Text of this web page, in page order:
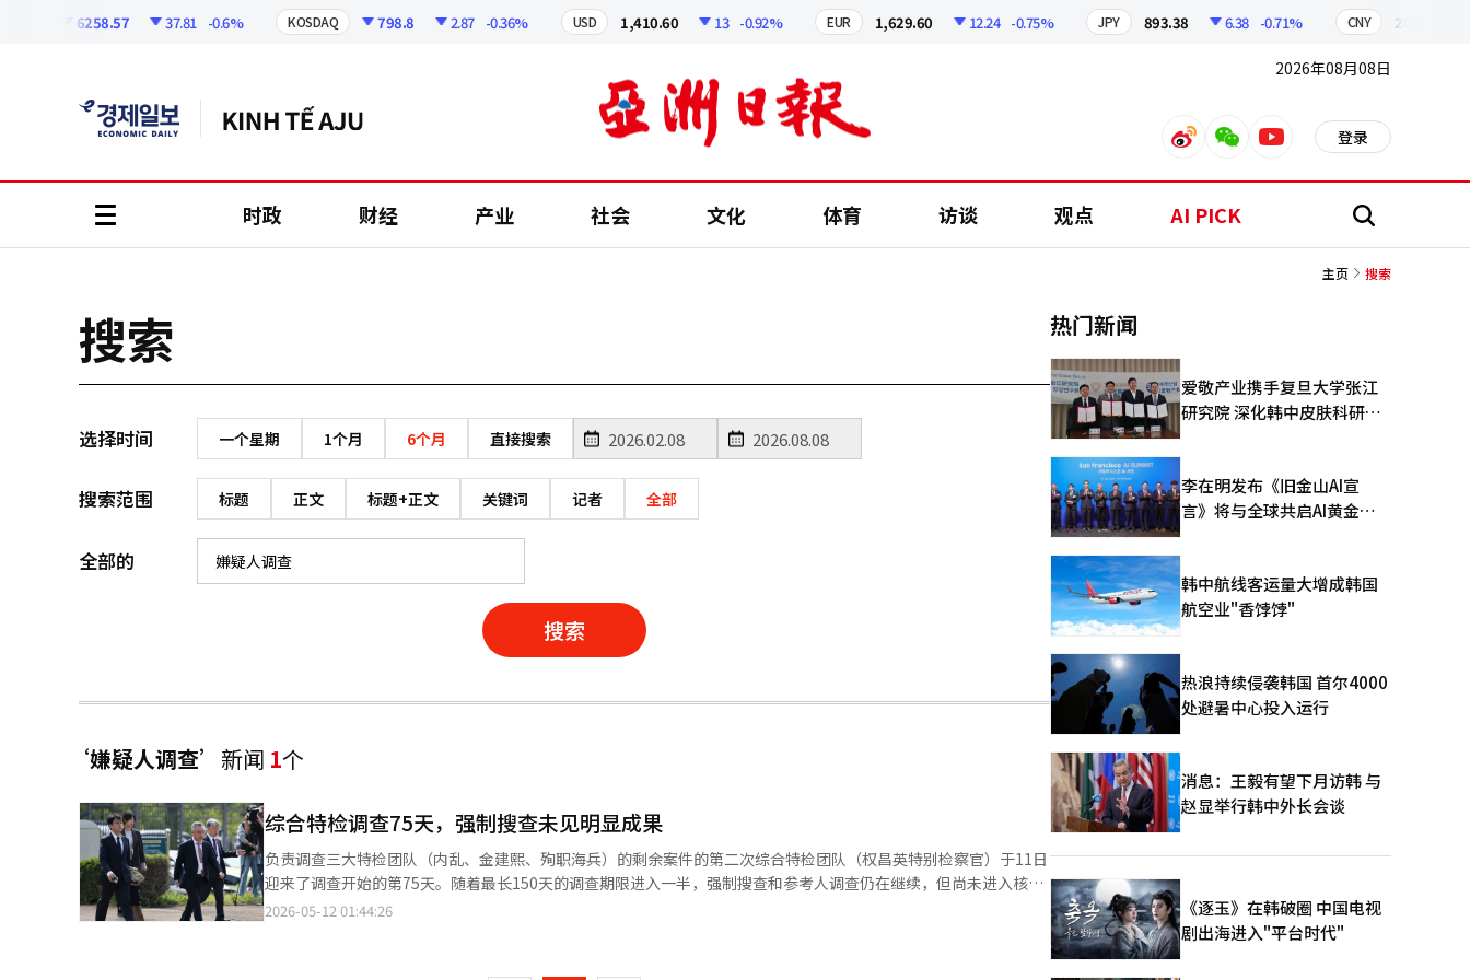
6258.57 37.81 -0.6% KOSDAQ 798.8 2.87 -0.36% USD 1,410.60 13 -0.92% EUR 1,629.60 12.24 -0.75% JPY 893.38 6.38 -0.71% CNY 209.17
2026年08月08日
weiboweixinyoutube 登录
时政 财经 产业 社会 文化 体育 访谈 观点 AI PICK 搜
主页 搜索
搜索
选择时间 一个星期 1个月 6个月 直接搜索
搜索范围 标题 正文 标题+正文 关键词 记者 全部
全部的
搜索
‘嫌疑人调查’ 新闻 1个
综合特检调查75天，强制搜查未见明显成果
负责调查三大特检团队（内乱、金建熙、殉职海兵）的剩余案件的第二次综合特检团队（权昌英特别检察官）于11日
迎来了调查开始的第75天。随着最长150天的调查期限进入一半，强制搜查和参考人调查仍在继续，但尚未进入核心
嫌疑人新病确保或起诉阶段。特检团队正集中于与‘罗相元笔记本’相关的内乱目的杀人预备阴谋的调查，试图寻找
2026-05-12 01:44:26
热门新闻
爱敬产业携手复旦大学张江
研究院 深化韩中皮肤科研合
李在明发布《旧金山AI宣
言》将与全球共启AI黄金时
韩中航线客运量大增成韩国
航空业"香饽饽"
热浪持续侵袭韩国 首尔4000
处避暑中心投入运行
消息：王毅有望下月访韩 与
赵显举行韩中外长会谈
《逐玉》在韩破圈 中国电视
剧出海进入"平台时代"